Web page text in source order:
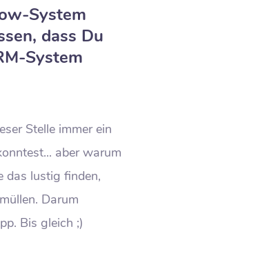
System
dass Du
System
Stelle immer ein
aber warum
das lustig finden,
Darum
Bis gleich ;)